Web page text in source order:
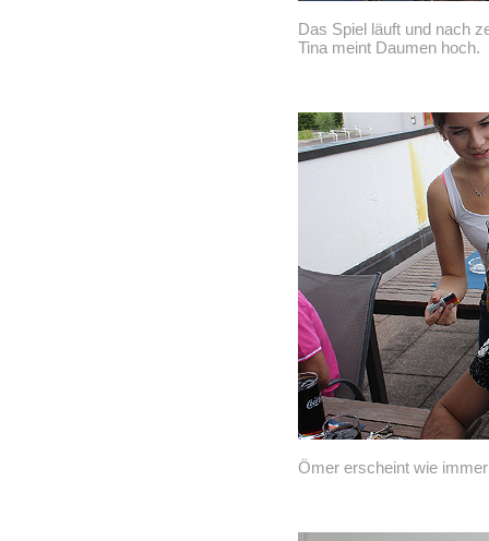
Das Spiel läuft und nach
Tina meint Daumen hoch.
Ömer erscheint wie